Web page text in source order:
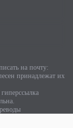
на почту:
принадлежат их